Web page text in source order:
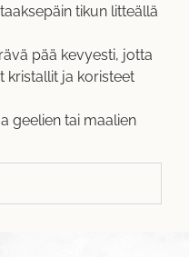
tikun litteällä
pää kevyesti, jotta
kristallit ja koristeet
geelien tai maalien